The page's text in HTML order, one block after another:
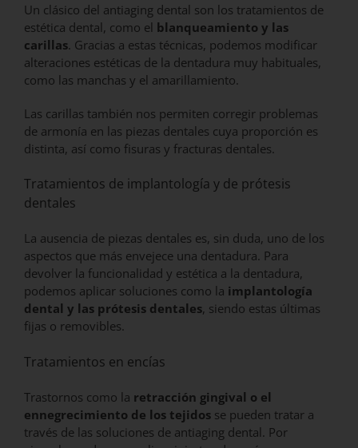
Un clásico del antiaging dental son los tratamientos de
estética dental, como el blanqueamiento y las
carillas. Gracias a estas técnicas, podemos modificar
alteraciones estéticas de la dentadura muy habituales,
como las manchas y el amarillamiento.
Las carillas también nos permiten corregir problemas
de armonía en las piezas dentales cuya proporción es
distinta, así como fisuras y fracturas dentales.
Tratamientos de implantología y de prótesis
dentales
La ausencia de piezas dentales es, sin duda, uno de los
aspectos que más envejece una dentadura. Para
devolver la funcionalidad y estética a la dentadura,
podemos aplicar soluciones como la implantología
dental y las prótesis dentales, siendo estas últimas
fijas o removibles.
Tratamientos en encías
Trastornos como la retracción gingival o el
ennegrecimiento de los tejidos se pueden tratar a
través de las soluciones de antiaging dental. Por